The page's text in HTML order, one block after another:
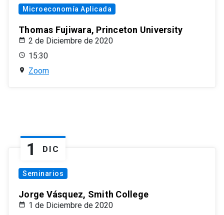
Microeconomía Aplicada
Thomas Fujiwara, Princeton University
2 de Diciembre de 2020
15:30
Zoom
1 DIC
Seminarios
Jorge Vásquez, Smith College
1 de Diciembre de 2020